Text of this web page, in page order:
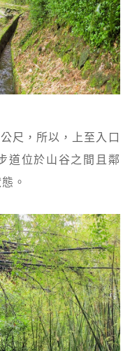
尺，所以，上至入口
道位於山谷之間且鄰
。